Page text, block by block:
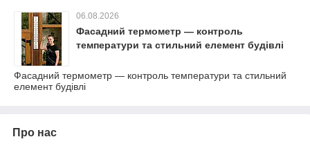
06.08.2026
Фасадний термометр — контроль
температури та стильний елемент будівлі
Фасадний термометр — контроль температури та стильний
елемент будівлі
Про нас